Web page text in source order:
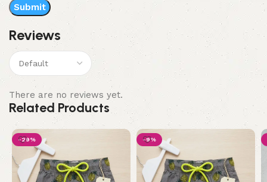
Reviews
There are no reviews yet.
Related Products
-29% -9%